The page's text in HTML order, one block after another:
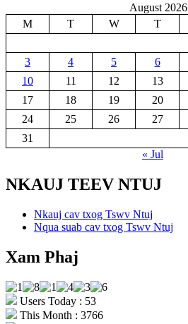
August 2026
M
T W T
3
4 5 6
10
11 12 13
17
18 19 20
24
25 26 27
31
« Jul
NKAUJ TEEV NTUJ
Nkauj cav txog Tswv Ntuj
Nqua suab cav txog Tswv Ntuj
Xam Phaj
Users Today : 53
This Month : 3766